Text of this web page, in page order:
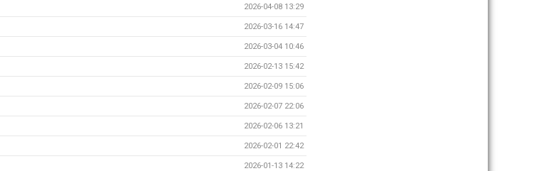
2026-04-08 13:29
2026-03-16 14:47
2026-03-04 10:46
2026-02-13 15:42
2026-02-09 15:06
2026-02-07 22:06
2026-02-06 13:21
2026-02-01 22:42
2026-01-13 14:22